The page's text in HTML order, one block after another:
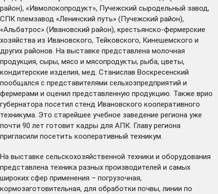
район), «Ивмолокопродукт», Пучежский сыродельный завод,
СПК племзавод «Ленинский путь» (Пучежский район),
«Альбатрос» (Ивановский район), крестьянско-фермерские
хозяйства из Ивановского, Тейковского, Кинешемского и
других районов. На выставке представлена молочная
продукция, сыры, мясо и мясопродукты, рыба, цветы,
кондитерские изделия, мед. Станислав Воскресенский
пообщался с представителями сельхозпредприятий и
фермерами и оценил представленную продукцию. Также врио
губернатора посетил стенд Ивановского кооперативного
техникума. Это старейшее учебное заведение региона уже
почти 90 лет готовит кадры для АПК. Главу региона
пригласили посетить кооперативный техникум.
На выставке сельскохозяйственной техники и оборудования
представлена техника разных производителей и самых
широких сфер применения – погрузочная,
кормозаготовительная, для обработки почвы, линии по